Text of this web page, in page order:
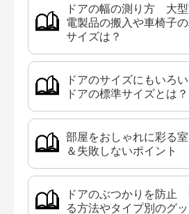
ドアの幅の測り方 大
電製品の搬入や車椅子
サイズは？
ドアのサイズにもいろ
ドアの標準サイズとは？
部屋をおしゃれに彩る
＆失敗しないポイント
ドアのぶつかりを防止
る方法やタイプ別のグ